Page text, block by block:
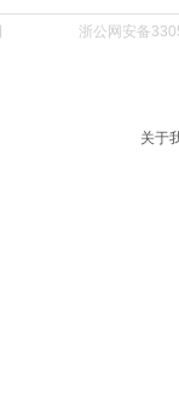
浙公网安备
关于